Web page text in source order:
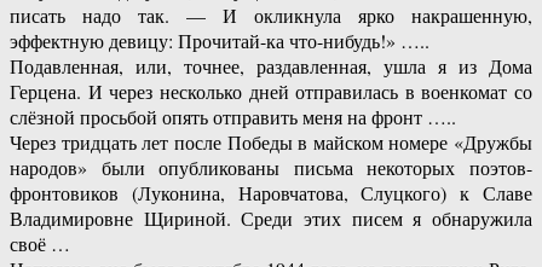
писать надо так. — И окликнула ярко накрашенную,
эффектную девицу: Прочитай-ка что-нибудь!» …..
Подавленная, или, точнее, раздавленная, ушла я из Дома
Герцена. И через несколько дней отправилась в военкомат со
слёзной просьбой опять отправить меня на фронт …..
Через тридцать лет после Победы в майском номере «Дружбы
народов» были опубликованы письма некоторых поэтов-
фронтовиков (Луконина, Наровчатова, Слуцкого) к Славе
Владимировне Щириной. Среди этих писем я обнаружила
своё …